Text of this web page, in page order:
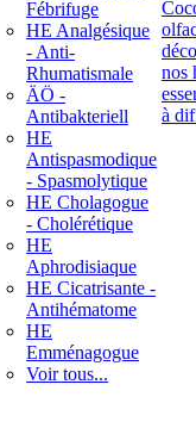
Fébrifuge
HE Analgésique
- Anti-
Rhumatismale
ÄÖ -
Antibakteriell
HE
Antispasmodique
- Spasmolytique
HE Cholagogue
- Cholérétique
HE
Aphrodisiaque
HE Cicatrisante -
Antihématome
HE
Emménagogue
Voir tous...